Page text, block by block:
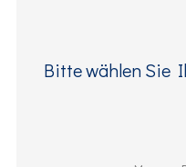
Bitte wählen Sie